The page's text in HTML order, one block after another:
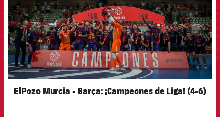
ElPozo Murcia - Barça: ¡Campeones de Liga! (4-6)